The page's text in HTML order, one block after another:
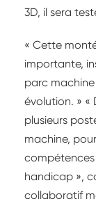
3D, il sera
« Cette
importante,
parc
évolution. » «
plusieurs
machine,
handicap »,
collaboratif